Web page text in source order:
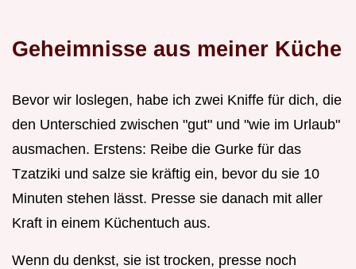
Geheimnisse aus meiner Küche
Bevor wir loslegen, habe ich zwei Kniffe für dich, die
den Unterschied zwischen "gut" und "wie im Urlaub"
ausmachen. Erstens: Reibe die Gurke für das
Tzatziki und salze sie kräftig ein, bevor du sie 10
Minuten stehen lässt. Presse sie danach mit aller
Kraft in einem Küchentuch aus.
Wenn du denkst, sie ist trocken, presse noch